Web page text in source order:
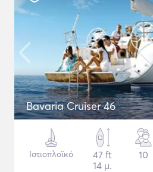
Bavaria Cruiser 46
Ιστιοπλοϊκό
47 ft
14 μ.
10